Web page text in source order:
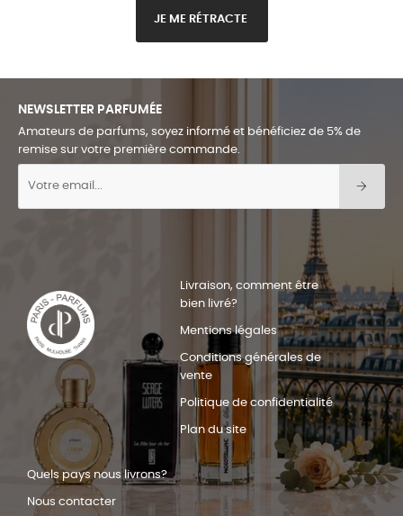
JE ME RÉTRACTE
NEWSLETTER PARFUMÉE
Amateurs de parfums, soyez informé et bénéficiez de 5% de
remise sur votre première commande.
Livraison, comment être
bien livré?
Mentions légales
Conditions générales de
vente
Politique de confidentialité
Plan du site
Quels pays nous livrons?
Nous contacter